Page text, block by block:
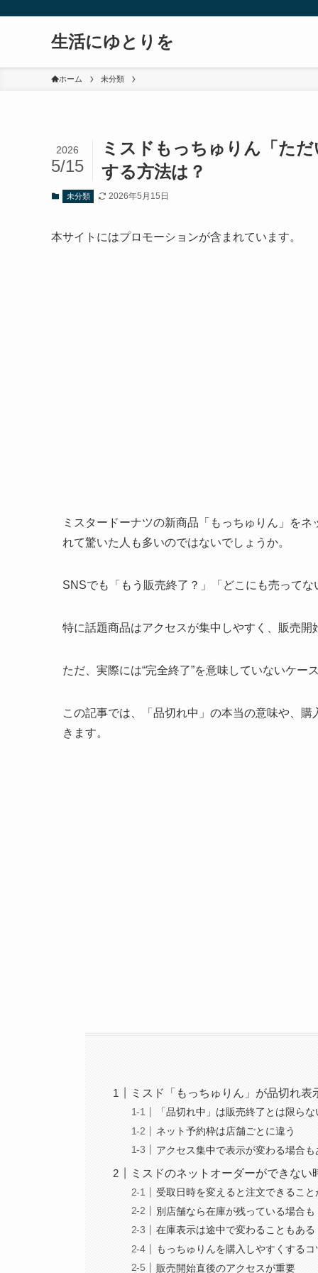
生活にゆとりを
ホーム 未分類
ミスドもっちゅりん「た
する方法は？
2026
5/15
未分類 2026年5月15日
本サイトにはプロモーションが含まれています。
ミスタードーナツの新商品「もっちゅりん」をネ
れて驚いた人も多いのではないでしょうか。
SNSでも「もう販売終了？」「どこにも売って
特に話題商品はアクセスが集中しやすく、販売
ただ、実際には“完全終了”を意味していないケ
この記事では、「品切れ中」の本当の意味や、
きます。
ミスド「もっちゅりん」が品切れ表
「品切れ中」は販売終了とは限らな
ネット予約枠は店舗ごとに違う
アクセス集中で表示が変わる場合も
ミスドのネットオーダーができな
受取日時を変えると注文できること
別店舗なら在庫が残っている場合も
在庫表示は途中で変わることもある
もっちゅりんを購入しやすくするコ
販売開始直後のアクセスが重要